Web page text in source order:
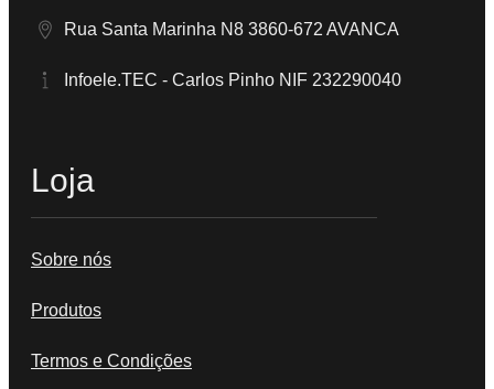
Rua Santa Marinha N8 3860-672 AVANCA
Infoele.TEC - Carlos Pinho NIF 232290040
Loja
Sobre nós
Produtos
Termos e Condições